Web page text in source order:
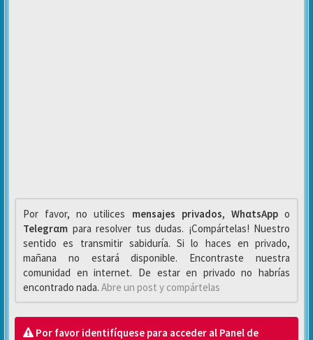
Por favor, no utilices mensajes privados, WhαtsAppo
Telegrαm para resolver tus dudas. ¡Compártelas! Nuestro
sentido es transmitir sabiduría. Si lo haces en privado,
mañana no estará disponible. Encontraste nuestra
comunidad en internet. De estar en privado no habrías
encontrado nada. Abre un post y compártelas
Por favor identifíquese para acceder al Panel de